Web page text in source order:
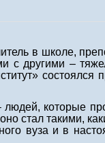
в школе,
с другими –
состоялся
людей, которые
стал такими,
вуза и в